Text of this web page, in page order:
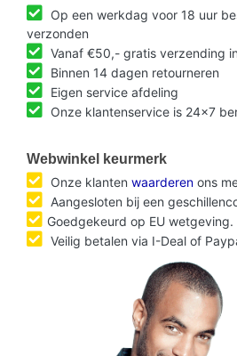
Op een werkdag voor 18 uur
verzonden
Vanaf €50,- gratis verzending
Binnen 14 dagen retourneren
Eigen service afdeling
Onze klantenservice is 24x7
Webwinkel keurmerk
Onze klanten waarderen ons
Aangesloten bij een
Goedgekeurd op EU wetgeving.
Veilig betalen via I-Deal of